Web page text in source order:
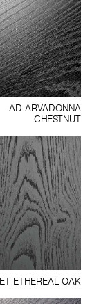
AD ARVADONNA
CHESTNUT
ET ETHEREAL OAK